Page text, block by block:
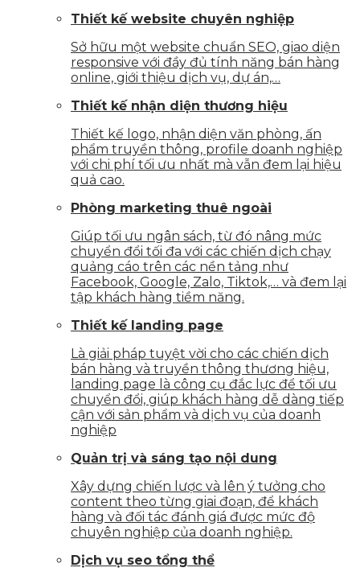
Thiết kế website chuyên nghiệp
Sở hữu một website chuẩn SEO, giao diện
responsive với đầy đủ tính năng bán hàng
online, giới thiệu dịch vụ, dự án,…
Thiết kế nhận diện thương hiệu
Thiết kế logo, nhận diện văn phòng, ấn
phẩm truyền thông, profile doanh nghiệp
với chi phí tối ưu nhất mà vẫn đem lại hiệu
quả cao.
Phòng marketing thuê ngoài
Giúp tối ưu ngân sách, từ đó nâng mức
chuyển đổi tối đa với các chiến dịch chạy
quảng cáo trên các nền tảng như
Facebook, Google, Zalo, Tiktok,… và đem lại
tập khách hàng tiềm năng.
Thiết kế landing page
Là giải pháp tuyệt vời cho các chiến dịch
bán hàng và truyền thông thương hiệu,
landing page là công cụ đắc lực để tối ưu
chuyển đổi, giúp khách hàng dễ dàng tiếp
cận với sản phẩm và dịch vụ của doanh
nghiệp
Quản trị và sáng tạo nội dung
Xây dựng chiến lược và lên ý tưởng cho
content theo từng giai đoạn, để khách
hàng và đối tác đánh giá được mức độ
chuyên nghiệp của doanh nghiệp.
Dịch vụ seo tổng thể